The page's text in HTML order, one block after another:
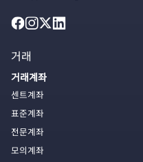
거래
거래계좌
센트계좌
표준계좌
전문계좌
모의계좌